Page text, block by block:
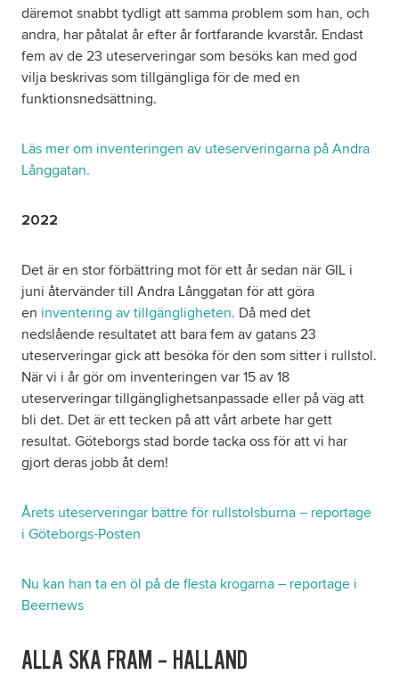
däremot snabbt tydligt att samma problem som han, och
andra, har påtalat år efter år fortfarande kvarstår. Endast
fem av de 23 uteserveringar som besöks kan med god
vilja beskrivas som tillgängliga för de med en
funktionsnedsättning.
Läs mer om inventeringen av uteserveringarna på Andra
Långgatan.
2022
Det är en stor förbättring mot för ett år sedan när GIL i
juni återvänder till Andra Långgatan för att göra
en inventering av tillgängligheten. Då med det
nedslående resultatet att bara fem av gatans 23
uteserveringar gick att besöka för den som sitter i rullstol.
När vi i år gör om inventeringen var 15 av 18
uteserveringar tillgänglighetsanpassade eller på väg att
bli det. Det är ett tecken på att vårt arbete har gett
resultat. Göteborgs stad borde tacka oss för att vi har
gjort deras jobb åt dem!
Årets uteserveringar bättre för rullstolsburna – reportage
i Göteborgs-Posten
Nu kan han ta en öl på de flesta krogarna – reportage i
Beernews
ALLA SKA FRAM – HALLAND